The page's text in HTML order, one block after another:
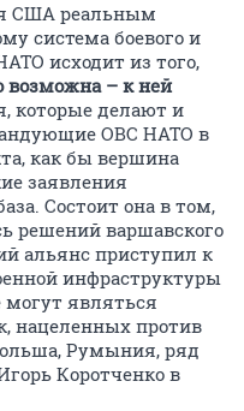
США реальным
система боевого и
исходит из того,
возможна – к ней
которые делают и
ОВС НАТО в
как бы вершина
заявления
Состоит она в том,
решений варшавского
альянс приступил к
инфраструктуры
могут являться
нацеленных против
Румыния, ряд
Коротченко в